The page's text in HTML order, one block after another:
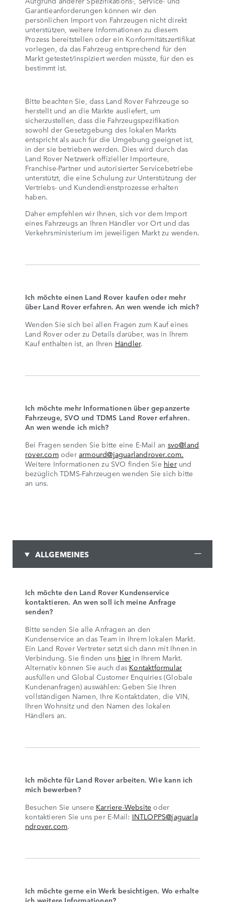
Garantieanforderungen können wir den
persönlichen Import von Fahrzeugen nicht direkt
unterstützen, weitere Informationen zu diesem
Prozess bereitstellen oder ein Konformitätszertifikat
vorlegen, da das Fahrzeug entsprechend für den
Markt getestet/inspiziert werden müsste, für den es
bestimmt ist.
Bitte beachten Sie, dass Land Rover Fahrzeuge so
herstellt und an die Märkte ausliefert, um
sicherzustellen, dass die Fahrzeugspezifikation
sowohl der Gesetzgebung des lokalen Markts
entspricht als auch für die Umgebung geeignet ist,
in der sie betrieben werden. Dies wird durch das
Land Rover Netzwerk offizieller Importeure,
Franchise-Partner und autorisierter Servicebetriebe
unterstützt, die eine Schulung zur Unterstützung der
Vertriebs- und Kundendienstprozesse erhalten
haben.
Daher empfehlen wir Ihnen, sich vor dem Import
eines Fahrzeugs an Ihren Händler vor Ort und das
Verkehrsministerium im jeweiligen Markt zu wenden.
Ich möchte einen Land Rover kaufen oder mehr
über Land Rover erfahren. An wen wende ich mich?
Wenden Sie sich bei allen Fragen zum Kauf eines
Land Rover oder zu Details darüber, was in Ihrem
Kauf enthalten ist, an Ihren Händler.
Ich möchte mehr Informationen über gepanzerte
Fahrzeuge, SVO und TDMS Land Rover erfahren.
An wen wende ich mich?
Bei Fragen senden Sie bitte eine E-Mail an svo@land
rover.comoderarmourd@jaguarlandrover.com.
Weitere Informationen zu SVO finden Sie hierund
bezüglich TDMS-Fahrzeugen wenden Sie sich bitte
an uns.
ALLGEMEINES
Ich möchte den Land Rover Kundenservice
kontaktieren. An wen soll ich meine Anfrage
senden?
Bitte senden Sie alle Anfragen an den
Kundenservice an das Team in Ihrem lokalen Markt.
Ein Land Rover Vertreter setzt sich dann mit Ihnen in
Verbindung. Sie finden uns hier in Ihrem Markt.
Alternativ können Sie auch das Kontaktformular
ausfüllen und Global Customer Enquiries (Globale
Kundenanfragen) auswählen: Geben Sie Ihren
vollständigen Namen, Ihre Kontaktdaten, die VIN,
Ihren Wohnsitz und den Namen des lokalen
Händlers an.
Ich möchte für Land Rover arbeiten. Wie kann ich
mich bewerben?
Besuchen Sie unsere Karriere-Website oder
kontaktieren Sie uns per E-Mail: INTLOPPS@jaguarla
ndrover.com.
Ich möchte gerne ein Werk besichtigen. Wo erhalte
ich weitere Informationen?